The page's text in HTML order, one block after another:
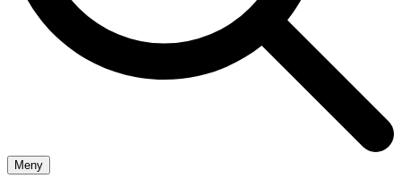
Meny